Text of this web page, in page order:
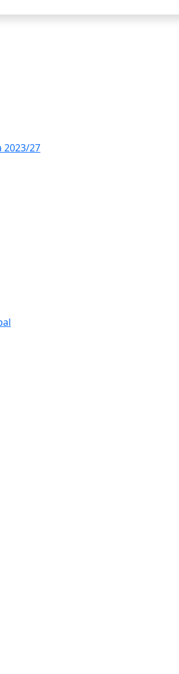
2023/27